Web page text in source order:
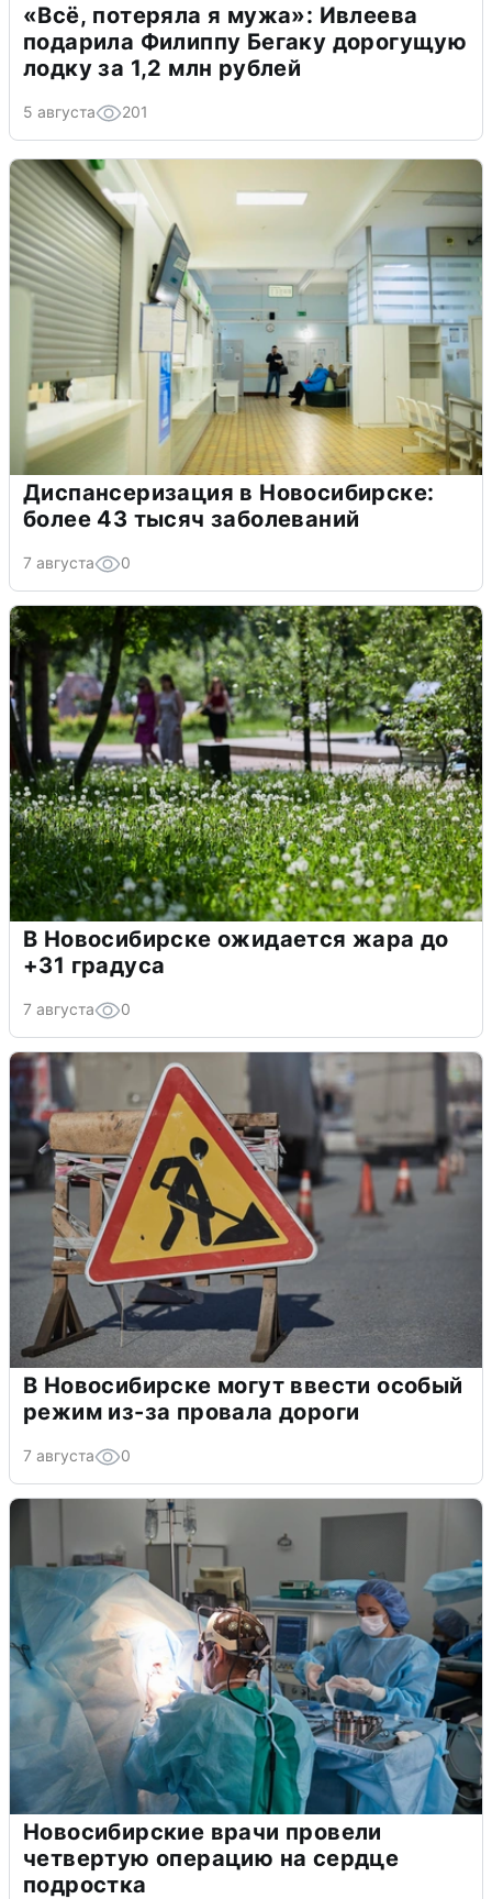
«Всё, потеряла я мужа»: Ивлеева
подарила Филиппу Бегаку дорогущую
лодку за 1,2 млн рублей
5 августа 201
Диспансеризация в Новосибирске:
более 43 тысяч заболеваний
7 августа 0
В Новосибирске ожидается жара до
+31 градуса
7 августа 0
В Новосибирске могут ввести особый
режим из-за провала дороги
7 августа 0
Новосибирские врачи провели
четвертую операцию на сердце
подростка